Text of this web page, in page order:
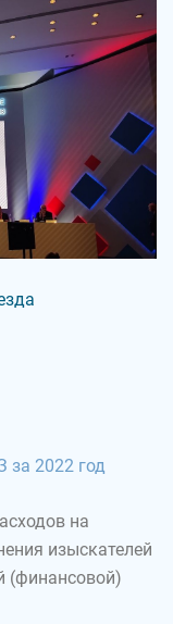
за 2022 год
на
изыскателей
(финансовой)